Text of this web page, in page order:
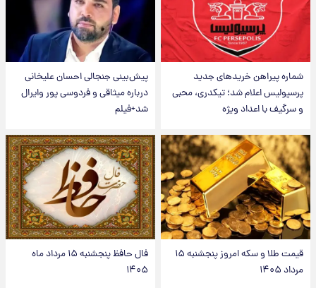
شماره پیراهن خریدهای جدید
پرسپولیس اعلام شد؛ تیکدری، محبی
و سرگیف با اعداد ویژه
پیش‌بینی جنجالی احسان علیخانی
درباره میثاقی و فردوسی پور وایرال
شد+فیلم
قیمت طلا و سکه امروز پنجشنبه ۱۵
مرداد ۱۴۰۵
فال حافظ پنجشنبه ۱۵ مرداد ماه
۱۴۰۵